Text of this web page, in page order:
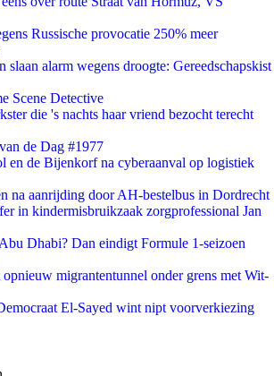
Russische provocatie 250% meer
slaan alarm wegens droogte: Gereedschapskist
Scene Detective
die 's nachts haar vriend bezocht terecht
de Dag #1977
en de Bijenkorf na cyberaanval op logistiek
na aanrijding door AH-bestelbus in Dordrecht
in kindermisbruikzaak zorgprofessional Jan
Dhabi? Dan eindigt Formule 1-seizoen
migrantentunnel onder grens met Wit-
El-Sayed wint nipt voorverkiezing